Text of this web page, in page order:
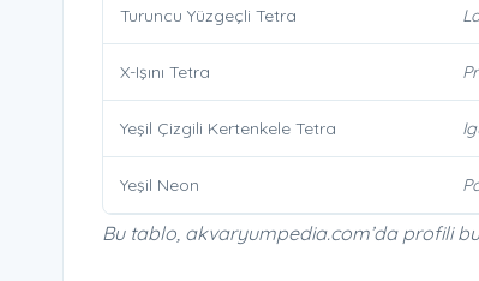
Turuncu Yüzgeçli Tetra
X-Işını Tetra
Yeşil Çizgili Kertenkele Tetra
Yeşil Neon
Bu tablo, akvaryumpedia.com’da profili